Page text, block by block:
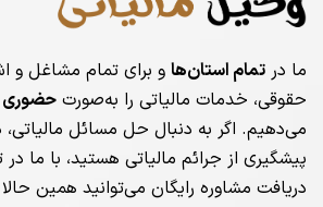
ما در تمام استان‌ها و برای تمام مشاغل
حقوقی، خدمات مالیاتی را به‌صورت حضوری
می‌دهیم. اگر به دنبال حل مسائل
پیشگیری از جرائم مالیاتی هستید، با ما
دریافت مشاوره رایگان می‌توانید همین